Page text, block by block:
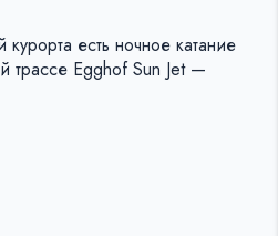
есть ночное катание
трассе Egghof Sun Jet —